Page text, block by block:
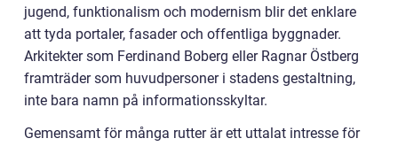
jugend, funktionalism och modernism blir det enklare
att tyda portaler, fasader och offentliga byggnader.
Arkitekter som Ferdinand Boberg eller Ragnar Östberg
framträder som huvudpersoner i stadens gestaltning,
inte bara namn på informationsskyltar.
Gemensamt för många rutter är ett uttalat intresse för